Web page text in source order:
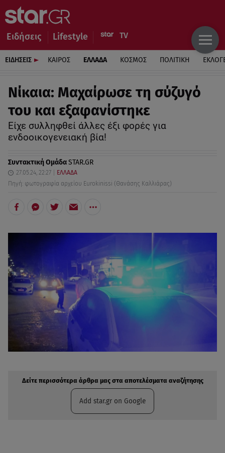
Ειδήσεις Lifestyle
ΕΙΔΗΣΕΙΣ ΚΑΙΡΟΣ ΕΛΛΑΔΑ ΚΟΣΜΟΣ ΠΟΛΙΤΙΚΗ
Νίκαια: Μαχαίρωσε τη σύζυγό
του και εξαφανίστηκε
Είχε συλληφθεί άλλες έξι φορές για
ενδοοικογενειακή βία!
Συντακτική ΟμάδαSTAR.GR
27.05.24, 22:27
ΕΛΛΑΔΑ
Πηγή: φωτογραφία αρχείου Eurokinissi (Θανάσης Καλλιάρας)
Δείτε περισσότερα άρθρα μας στα αποτελέσματα αναζήτησης
Add star.gr on Google